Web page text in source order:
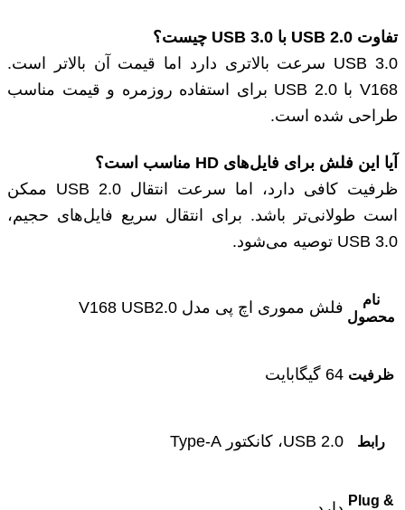
تفاوت USB 2.0 با USB 3.0 چیست؟
USB 3.0 سرعت بالاتری دارد اما قیمت آن بالاتر است.
V168 با USB 2.0 برای استفاده روزمره و قیمت مناسب
طراحی شده است.
آیا این فلش برای فایل‌های HD مناسب است؟
ظرفیت کافی دارد، اما سرعت انتقال USB 2.0 ممکن
است طولانی‌تر باشد. برای انتقال سریع فایل‌های حجیم،
USB 3.0 توصیه می‌شود.
نام
محصول
فلش مموری اچ پی مدل V168 USB2.0
ظرفیت 64 گیگابایت
رابط USB 2.0، کانکتور Type-A
Plug &